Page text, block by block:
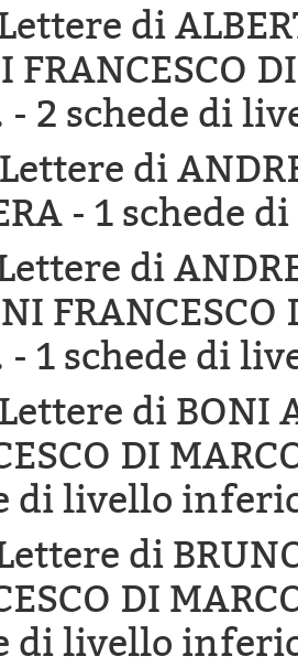
di
FRANCESCO
- 2 schede di
di
- 1 schede
di
FRANCESCO
- 1 schede di
di BONI
DI
di livello
di
DI
di livello